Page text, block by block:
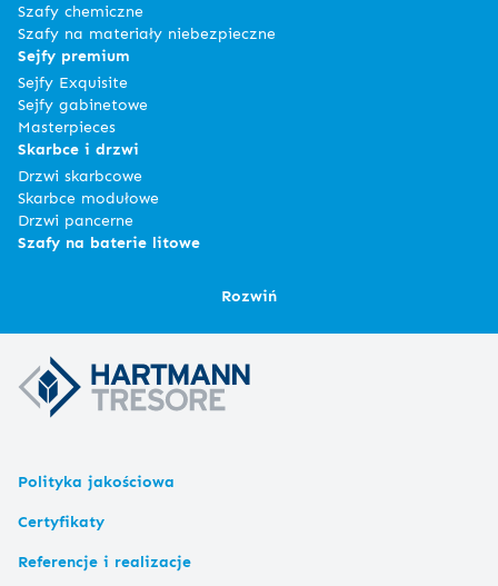
Szafy chemiczne
Szafy na materiały niebezpieczne
Sejfy premium
Sejfy Exquisite
Sejfy gabinetowe
Masterpieces
Skarbce i drzwi
Drzwi skarbcowe
Skarbce modułowe
Drzwi pancerne
Szafy na baterie litowe
Rozwiń
Polityka jakościowa
Certyfikaty
Referencje i realizacje